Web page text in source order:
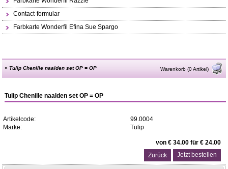
Contact-formular
Farbkarte Wonderfil Efina Sue Spargo
»Tulip Chenille naalden set OP = OP Warenkorb (0 Artikel)
Tulip Chenille naalden set OP = OP
Artikelcode:
99.0004
Marke:
Tulip
von € 34.00 für € 24.00
Zurück